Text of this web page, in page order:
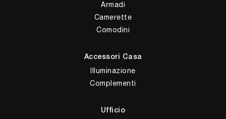
Armadi
Camerette
Comodini
Accessori Casa
Illuminazione
Complementi
Ufficio